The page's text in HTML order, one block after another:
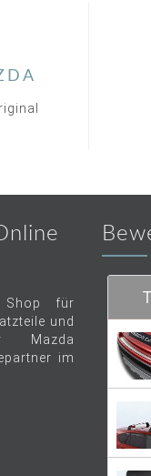
Shop für
und
Mazda
im